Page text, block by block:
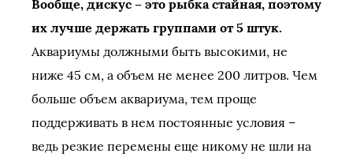
Вообще, дискус – это рыбка стайная, поэтому
их лучше держать группами от 5 штук.
Аквариумы должными быть высокими, не
ниже 45 см, а объем не менее 200 литров. Чем
больше объем аквариума, тем проще
поддерживать в нем постоянные условия –
ведь резкие перемены еще никому не шли на